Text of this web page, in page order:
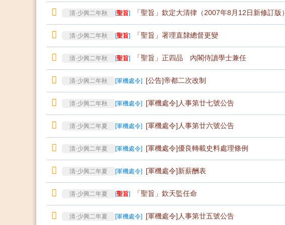
清·少興二年秋 [聖旨] 「聖旨」欽定大清律（2007年8月12日新修訂版）
清·少興二年秋 [聖旨] 「聖旨」署理直隸總督更變
清·少興二年秋 [聖旨] 「聖旨」正四品 內閣侍讀學士兼任
清·少興二年秋 [軍機處令] [公告]帝都二次改制
清·少興二年秋 [軍機處令] [軍機處令]人事第廿七號公告
清·少興二年夏 [軍機處令] [軍機處令]人事第廿六號公告
清·少興二年夏 [軍機處令] [軍機處令]優良轉載史料處理條例
清·少興二年夏 [軍機處令] [軍機處令]新薪酬表
清·少興二年夏 [聖旨] 「聖旨」欽天監任命
清·少興二年夏 [軍機處令] [軍機處令]人事第廿五號公告